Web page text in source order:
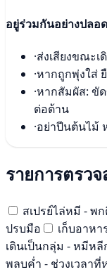
อยู่ร่วมกันอย่างปลอ
·ส่งเสียงขณะเ
·หากถูกพุ่งใส่
·หากสัมผัส: ขั
ต่อต้าน
·อย่าปีนต้นไม้
รายการตรว
สเปรย์ไล่หมี - พ
ปรบมือ
เก็บอาห
เดินเป็นกลุ่ม - หมีห
พลบค่ำ - ช่วงเวลา